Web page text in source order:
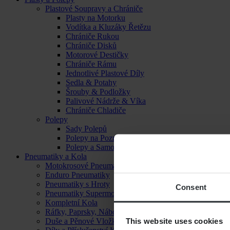
Consent
This website uses cookies
Plastové Soupravy a Chrániče
Plasty na Motorku
Vodítka a Kluzáky Řetězu
Chrániče Rukou
Chrániče Disků
Motorové Destičky
Chrániče Rámu
Jednotlivé Plastové Díly
Sedla & Potahy
Šrouby & Podložky
Palivové Nádrže & Víka
Chrániče Chladiče
Polepy
Sady Polepů
Polepy na Poznávací Značku
Polepy a Samolepky
Pneumatiky a Kola
Motokrosové Pneumatiky
Enduro Pneumatiky
Pneumatiky s Hroty
Pneumatiky Supermoto
Kompletní Kola
Ráfky, Paprsky, Náboje a Ložiska
Duše a Pěnové Vložky